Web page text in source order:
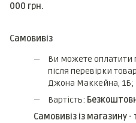
000 грн.
Самовивіз
Ви можете оплатити
після перевірки
Джона Маккейна, 1Б;
Вартість:
Самовивіз із магазину -